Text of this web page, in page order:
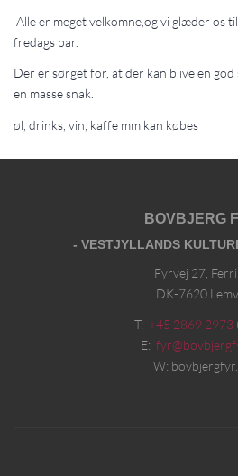
Alle er meget velkomne,og vi glæder os
fredags bar.
Der er sørget for, at der kan blive en
en masse snak.
øl, drinks, vin, kaffe mm kan købes
BOVBJERG
- VESTJYLLANDS
Fyrvej 27,
DK-7620
T: +45 2869 2973
E:
W: